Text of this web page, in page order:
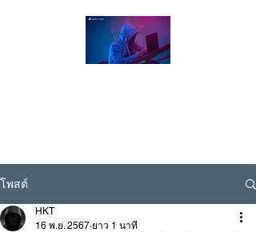
โพสต์
HKT
16 พ.ย. 2567 ยาว 1 นาที